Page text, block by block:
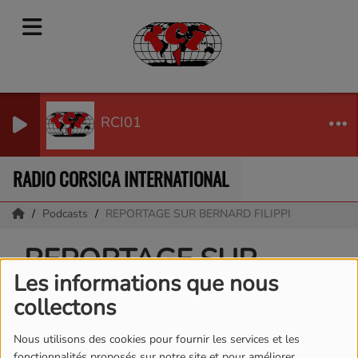
Les informations que nous
collectons
Nous utilisons des cookies pour fournir les services et les
RCI01
RADIO CORSICA INTERNATIONAL
Podcasts REPORTAGE SUR BERNARD FILIPPI
REPORTAGE SUR
BERNARD FILIPPI